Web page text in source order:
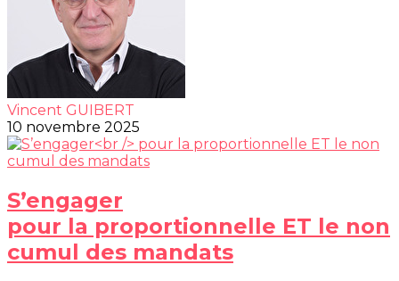
Vincent GUIBERT
10 novembre 2025
S’engager
pour la proportionnelle ET le non
cumul des mandats